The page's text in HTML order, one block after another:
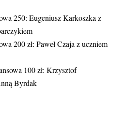
250: Eugeniusz Karkoszka z
200 zł: Paweł Czaja z uczniem
100 zł: Krzysztof
Byrdak